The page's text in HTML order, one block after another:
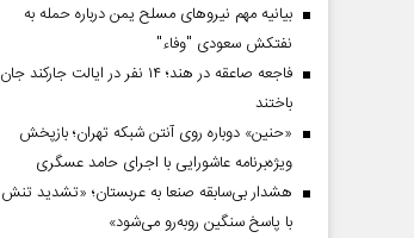
بیانیه مهم نیروهای مسلح یمن درباره حمله به
نفتکش سعودی "وفاء"
فاجعه صاعقه در هند؛ ۱۴ نفر در ایالت جارکند جان
باختند
«حنین» دوباره روی آنتن شبکه تهران؛ بازپخش
ویژه‌برنامه عاشورایی با اجرای حامد عسگری
هشدار بی‌سابقه صنعا به عربستان؛ «تشدید تنش
با پاسخ سنگین روبه‌رو می‌شود»